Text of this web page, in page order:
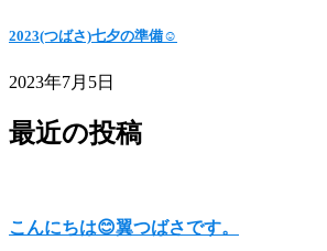
2023(つばさ)七夕の準備☺️
2023年7月5日
最近の投稿
こんにちは😊翼つばさです。